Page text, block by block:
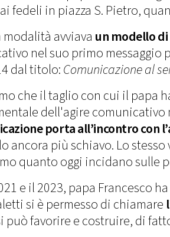
fedeli in piazza S. Pietro,
modalità avviava un modello
nel suo primo messaggio
dal titolo:Comunicazione al
che il taglio con cui il papa
dell'agire comunicativo
porta all’incontro con
ancora più schiavo. Lo
quanto oggi incidano sulle
e il 2023, papa Francesco
si è permesso di chiamare
può favorire e costruire, di